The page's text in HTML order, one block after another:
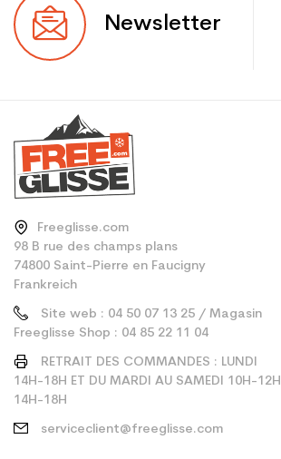
Newsletter
Freeglisse.com
98 B rue des champs plans
74800 Saint-Pierre en Faucigny
Frankreich
Site web : 04 50 07 13 25 / Magasin
Freeglisse Shop : 04 85 22 11 04
RETRAIT DES COMMANDES : LUNDI
14H-18H ET DU MARDI AU SAMEDI 10H-12H
14H-18H
serviceclient@freeglisse.com